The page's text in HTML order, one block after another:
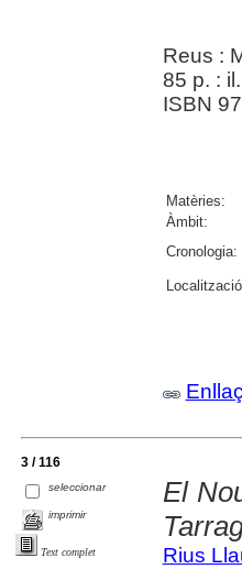
Reus :
85 p. :
ISBN
Matèries:
Àmbit:
Cronologia:
3 / 116
seleccionar
imprimir
Text complet
El
Rius